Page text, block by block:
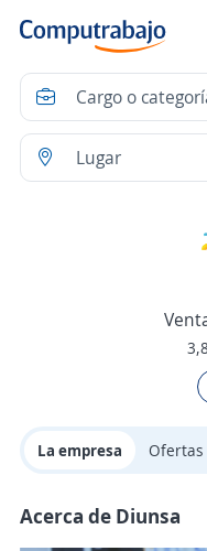
La empresa Ofertas
Acerca de Diunsa